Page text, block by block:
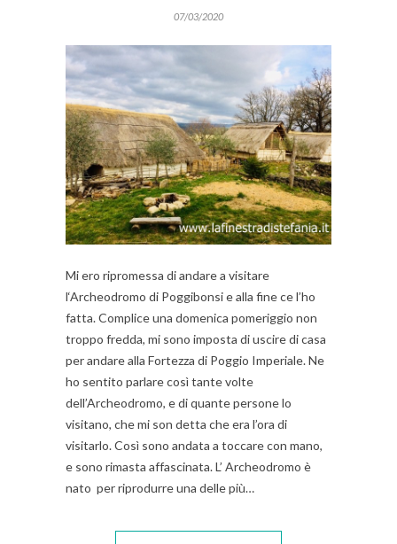
07/03/2020
Mi ero ripromessa di andare a visitare
l‘Archeodromo di Poggibonsi e alla fine ce l’ho
fatta. Complice una domenica pomeriggio non
troppo fredda, mi sono imposta di uscire di casa
per andare alla Fortezza di Poggio Imperiale. Ne
ho sentito parlare così tante volte
dell’Archeodromo, e di quante persone lo
visitano, che mi son detta che era l’ora di
visitarlo. Così sono andata a toccare con mano,
e sono rimasta affascinata. L’ Archeodromo è
nato per riprodurre una delle più…